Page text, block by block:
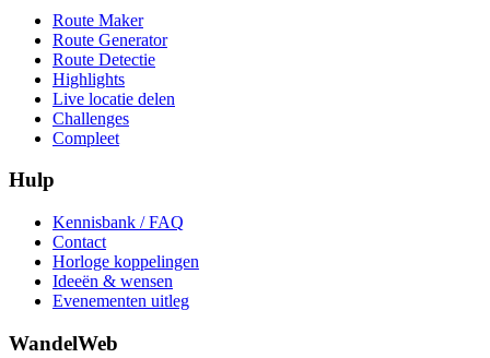
Route Maker
Route Generator
Route Detectie
Highlights
Live locatie delen
Challenges
Compleet
Hulp
Kennisbank / FAQ
Contact
Horloge koppelingen
Ideeën & wensen
Evenementen uitleg
WandelWeb